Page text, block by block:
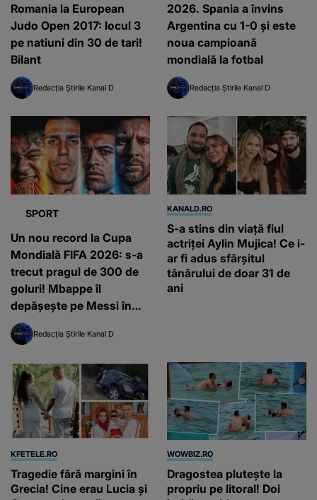
Romania la European
Judo Open 2017: locul 3
pe natiuni din 30 de tari!
Bilant
Redacția Știrile Kanal D
2026. Spania a învins
Argentina cu 1-0 și este
noua campioană
mondială la fotbal
Redacția Știrile Kanal D
SPORT
Un nou record la Cupa
Mondială FIFA 2026: s-a
trecut pragul de 300 de
goluri! Mbappe îl
depășește pe Messi în
topul golgheterilor.
Spania și-a anulat ultimul
marii finale cu Argentina
Redacția Știrile Kanal D
KANALD.RO
S-a stins din viață fiul
actriței Aylin Mujica! Ce i-
ar fi adus sfârșitul
tânărului de doar 31 de
ani
KFETELE.RO
Tragedie fără margini în
Grecia! Cine erau Lucia și
WOWBIZ.RO
Dragostea plutește la
propriu pe litoral! Doi